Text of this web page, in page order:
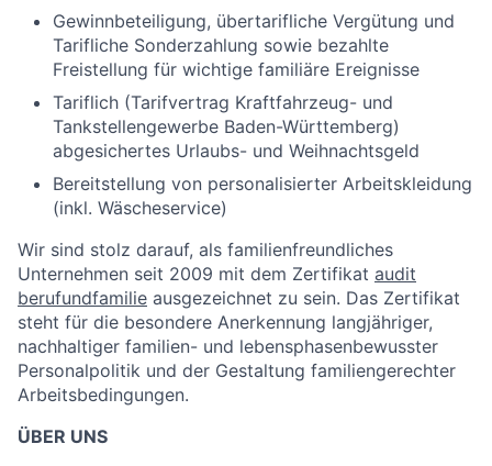
Gewinnbeteiligung, übertarifliche Vergütung und
Tarifliche Sonderzahlung sowie bezahlte
Freistellung für wichtige familiäre Ereignisse
Tariflich (Tarifvertrag Kraftfahrzeug- und
Tankstellengewerbe Baden-Württemberg)
abgesichertes Urlaubs- und Weihnachtsgeld
Bereitstellung von personalisierter Arbeitskleidung
(inkl. Wäscheservice)
Wir sind stolz darauf, als familienfreundliches
Unternehmen seit 2009 mit dem Zertifikat audit
berufundfamilie ausgezeichnet zu sein. Das Zertifikat
steht für die besondere Anerkennung langjähriger,
nachhaltiger familien- und lebensphasenbewusster
Personalpolitik und der Gestaltung familiengerechter
Arbeitsbedingungen.
ÜBER UNS